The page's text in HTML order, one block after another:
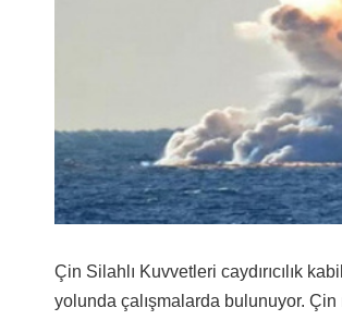
Çin Silahlı Kuvvetleri caydırıcılık
yolunda çalışmalarda bulunuyor.